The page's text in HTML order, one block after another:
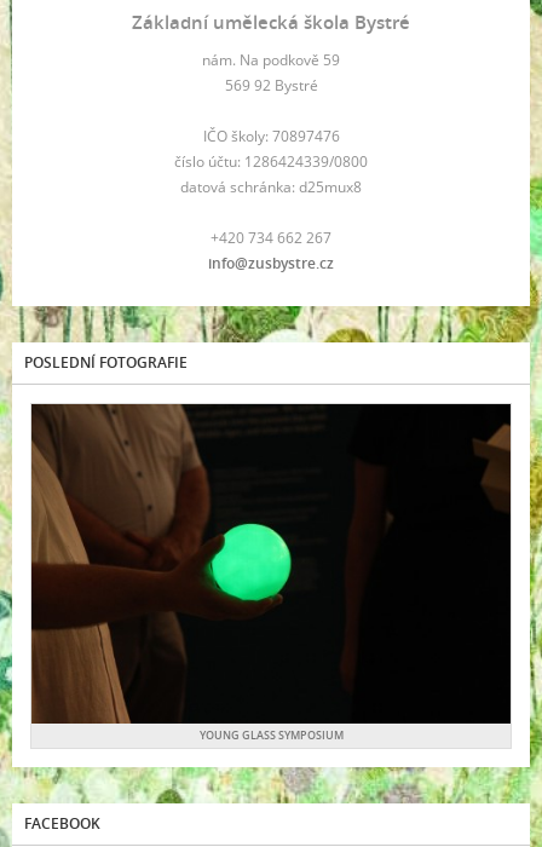
Základní umělecká škola Bystré
nám. Na podkově 59
569 92 Bystré
IČO školy: 70897476
číslo účtu: 1286424339/0800
datová schránka: d25mux8
+420 734 662 267
info@zusbystre.cz
POSLEDNÍ FOTOGRAFIE
YOUNG GLASS SYMPOSIUM
FACEBOOK